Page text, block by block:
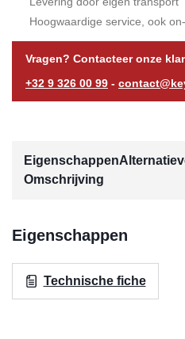
Hoogwaardige service, ook
Vragen? Contacteer onze
+32 9 326 00 99 -
Eigenschappen
Omschrijving
Eigenschappen
Technische fiche